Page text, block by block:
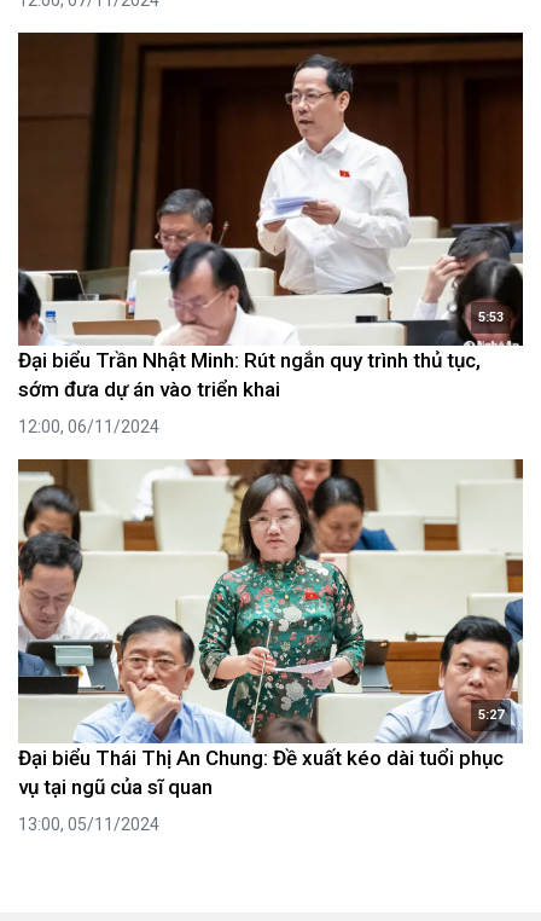
5:53
Đại biểu Trần Nhật Minh: Rút ngắn quy trình thủ tục,
sớm đưa dự án vào triển khai
12:00, 06/11/2024
5:27
Đại biểu Thái Thị An Chung: Đề xuất kéo dài tuổi phục
vụ tại ngũ của sĩ quan
13:00, 05/11/2024